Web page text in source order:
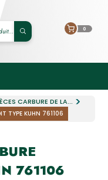
0
CARBURE DE LA...
TYPE KUHN 761106
761106